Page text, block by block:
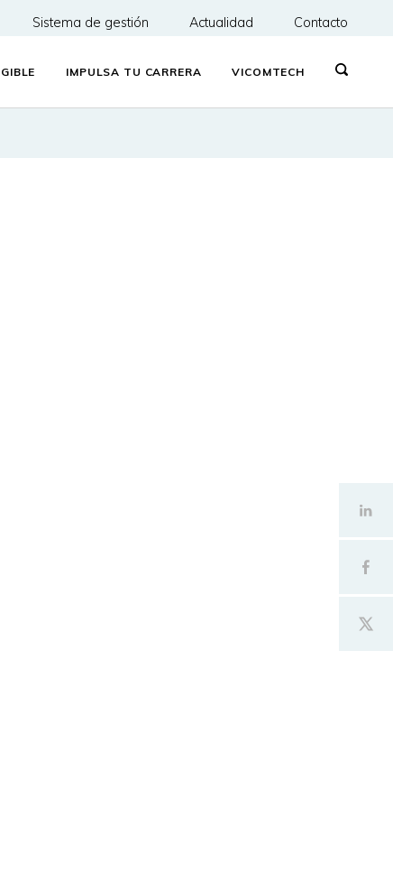
Sistema de gestión Actualidad Contacto
IMPULSA TU CARRERA VICOMTECH